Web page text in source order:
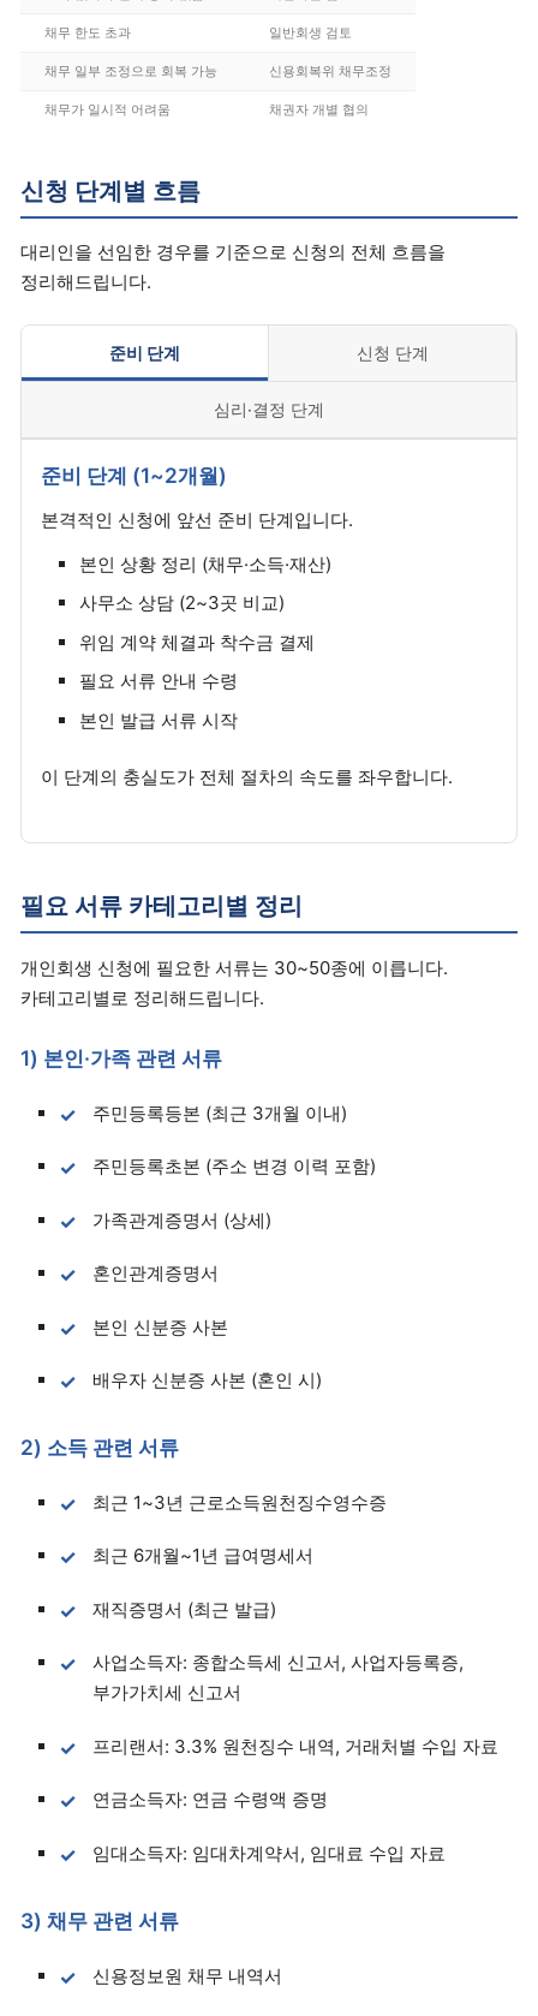
채무 한도 초과 일반회생 검토
채무 일부 조정으로 회복 가능 신용회복위 채무조정
채무가 일시적 어려움 채권자 개별 협의
신청 단계별 흐름
대리인을 선임한 경우를 기준으로 신청의 전체 흐름을
정리해드립니다.
준비 단계 신청 단계
심리·결정 단계
준비 단계 (1~2개월)
본격적인 신청에 앞선 준비 단계입니다.
본인 상황 정리 (채무·소득·재산)
사무소 상담 (2~3곳 비교)
위임 계약 체결과 착수금 결제
필요 서류 안내 수령
본인 발급 서류 시작
이 단계의 충실도가 전체 절차의 속도를 좌우합니다.
필요 서류 카테고리별 정리
개인회생 신청에 필요한 서류는 30~50종에 이릅니다.
카테고리별로 정리해드립니다.
1) 본인·가족 관련 서류
주민등록등본 (최근 3개월 이내)
주민등록초본 (주소 변경 이력 포함)
가족관계증명서 (상세)
혼인관계증명서
본인 신분증 사본
배우자 신분증 사본 (혼인 시)
2) 소득 관련 서류
최근 1~3년 근로소득원천징수영수증
최근 6개월~1년 급여명세서
재직증명서 (최근 발급)
사업소득자: 종합소득세 신고서, 사업자등록증,
부가가치세 신고서
프리랜서: 3.3% 원천징수 내역, 거래처별 수입 자료
연금소득자: 연금 수령액 증명
임대소득자: 임대차계약서, 임대료 수입 자료
3) 채무 관련 서류
신용정보원 채무 내역서